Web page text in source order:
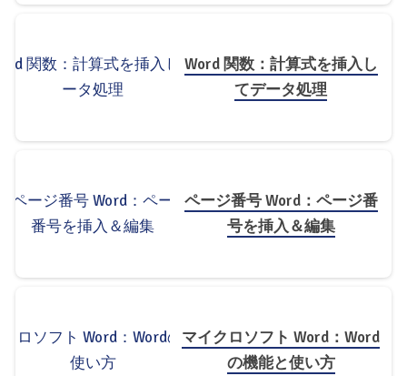
Word 関数：計算式を挿入し
てデータ処理
ページ番号 Word：ページ番
号を挿入＆編集
マイクロソフト Word：Word
の機能と使い方